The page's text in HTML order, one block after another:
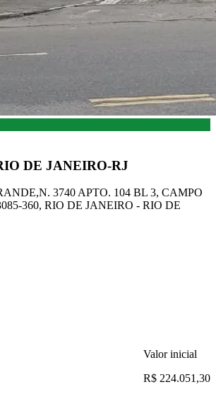
DE JANEIRO-RJ
3740 APTO. 104 BL 3, CAMPO
360, RIO DE JANEIRO - RIO DE
Valor inicial
R$ 224.051,30